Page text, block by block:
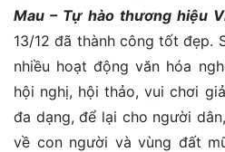
Mau – Tự hào thương hiệu
13/12 đã thành công tốt đẹp.
nhiều hoạt động văn hóa
hội nghị, hội thảo, vui chơi
đa dạng, để lại cho người
về con người và vùng đất